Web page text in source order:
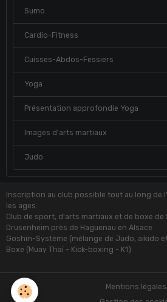
Sumo
Cardio-Fitness
Cuisses-Abdos-Fessiers
Yoga
Présentation approfondie Yoga
Images d'arts martiaux
Judo
Inscription au club possible tout au long de
les ages.
Club de sport, d'arts martiaux et de boxe de
Drusenheim près de Haguenau en Alsace
Goshin-Système (mélange de Judo, aikido
Boxe (Muay Thaï - Kick-boxing - K1)
Mentions légales